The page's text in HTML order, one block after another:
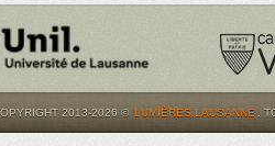
2013-2026 © LUMIÈRES.LAUSANNE .